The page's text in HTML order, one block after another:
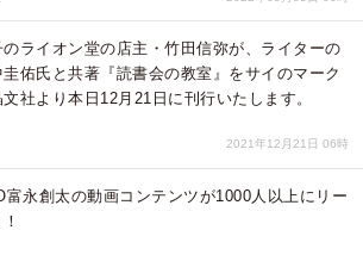
のライオン堂の店主・竹田信弥が、ライターの
圭佑氏と共著『読書会の教室』をサイのマーク
社より本日12月21日に刊行いたします。
2021年12月21日 06時
富永創太の動画コンテンツが1000人以上にリー